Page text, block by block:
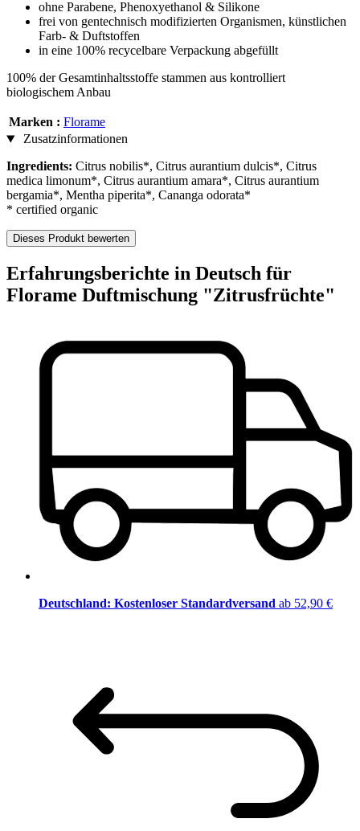
ohne Parabene, Phenoxyethanol & Silikone
frei von gentechnisch modifizierten Organismen, künstlichen
Farb- & Duftstoffen
in eine 100% recycelbare Verpackung abgefüllt
100% der Gesamtinhaltsstoffe stammen aus kontrolliert
biologischem Anbau
Marken : Florame
Zusatzinformationen
Ingredients: Citrus nobilis*, Citrus aurantium dulcis*, Citrus
medica limonum*, Citrus aurantium amara*, Citrus aurantium
bergamia*, Mentha piperita*, Cananga odorata*
* certified organic
Dieses Produkt bewerten
Erfahrungsberichte in Deutsch für
Florame Duftmischung "Zitrusfrüchte"
Deutschland: Kostenloser Standardversand ab 52,90 €